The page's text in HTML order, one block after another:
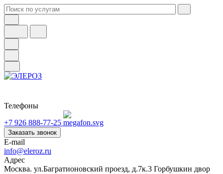
Телефоны
+7 926 888-77-25
Заказать звонок
E-mail
info@eleroz.ru
Адрес
Москва. ул.Багратионовский проезд, д.7к.3 Горбушкин двор